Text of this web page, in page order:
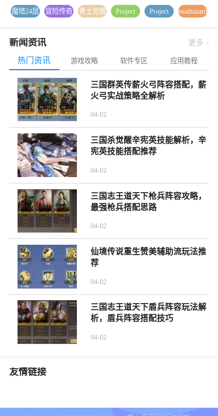
卓游戏下
载
载
本更新安
载
安装
游戏下载
内置1折
下载
魔塔24层
下载
冒险传奇
勇士觉醒
Project
Project
beathazard2
新闻资讯 更多
热门资讯 游戏攻略 软件专区 应用教程
三国群英传薪火弓阵容搭配，薪
火弓实战策略全解析
04-02
三国杀觉醒辛宪英技能解析，辛
宪英技能搭配推荐
04-02
三国志王道天下枪兵阵容攻略，
最强枪兵搭配思路
04-02
仙境传说重生赞美辅助流玩法推
荐
04-02
三国志王道天下盾兵阵容玩法解
析，盾兵阵容搭配技巧
04-02
友情链接